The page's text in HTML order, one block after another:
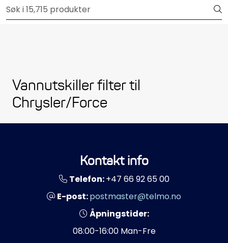
Skip to main content
Vannutskiller filter til
Chrysler/Force
Kontakt info
Telefon:+47 66 92 65 00
E-post:postmaster@telmo.no
Åpningstider:
08:00-16:00 Man-Fre
Elektrisk
Motordeler